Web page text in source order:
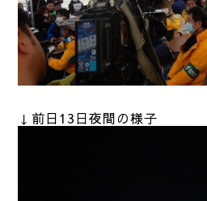
↓前日13日夜間の様子